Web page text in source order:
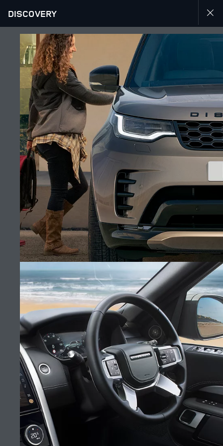
EXPLOREZ LE DISCOVERY
GALLERY
DISCOVERY
DISCOVERY
(10)
SUIVEZ LA CONVERSATION
Marché
MAROC
Langue
FRANÇAIS
Détaillant
SHOWROOM CASABLANCA
TROUVER UN DÉTAILLANT
EMPLOIS
CONDITIONS GÉNÉRALES
CONTACTEZ-NOUS
POLITIQUE DE CONFIDENTIALITÉ
COOKIES
SITEMAP
JAGUAR LAND ROVER CORPORATE